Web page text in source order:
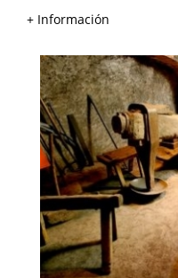
+ Información